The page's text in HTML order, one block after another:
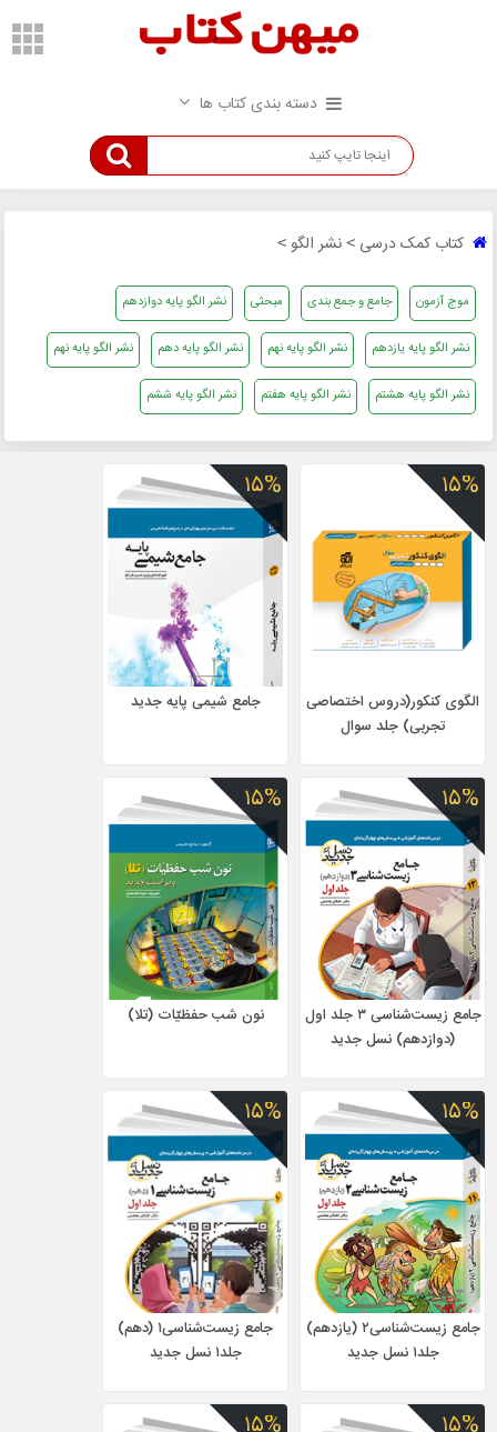
دسته بندی کتاب ها
کتاب کمک درسی > نشر الگو >
موج آزمون جامع و جمع بندی مبحثی نشر الگو پایه دوازدهم
نشر الگو پایه یازدهم نشر الگو پایه نهم نشر الگو پایه دهم نشر الگو پایه نهم
نشر الگو پایه هشتم نشر الگو پایه هفتم نشر الگو پایه ششم
۱۵%
الگوی کنکور(دروس اختصاصی
تجربی) جلد سوال
۱۵%
جامع شیمی پایه جدید
۱۵%
جامع زیست‌شناسی ۳ جلد اول
(دوازدهم) نسل جدید
۱۵%
نون شب حفظیّات (تلا)
۱۵%
جامع زیست‌شناسی۲ (یازدهم)
جلد۱ نسل جدید
۱۵%
جامع زیست‌شناسی۱ (دهم)
جلد۱ نسل جدید